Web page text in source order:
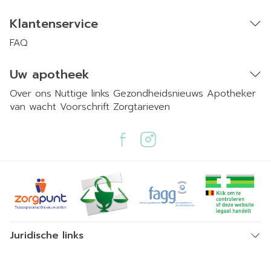
Klantenservice
FAQ
Uw apotheek
Over ons Nuttige links Gezondheidsnieuws Apotheker
van wacht Voorschrift Zorgtarieven
Juridische links